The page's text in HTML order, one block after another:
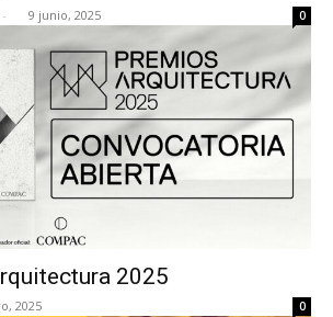
- 9 junio, 2025 0
2025
2025 0